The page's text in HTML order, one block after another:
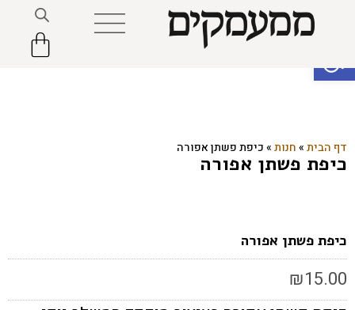
פתח סרגל נגישות
דף הבית»חנות»כיפת פשתן אפורה
כיפת פשתן אפורה
כיפת פשתן אפורה
₪15.00